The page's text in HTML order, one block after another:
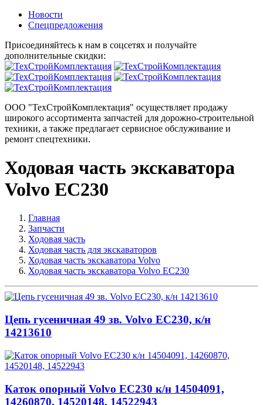
Новости
Спецпредложения
Присоединяйтесь к нам в соцсетях и получайте
дополнительные скидки:
ООО "ТехСтройКомплектация" осуществляет продажу
широкого ассортимента запчастей для дорожно-строительной
техники, а также предлагает сервисное обслуживание и
ремонт спецтехники.
Ходовая часть экскаватора
Volvo EC230
Главная
Запчасти
Ходовая часть
Ходовая часть для экскаваторов
Ходовая часть экскаватора Volvo
Ходовая часть экскаватора Volvo EC230
Цепь гусеничная 49 зв. Volvo EC230, к/н
14213610
Каток опорный Volvo EC230 к/н 14504091,
14260870, 14520148, 14522943